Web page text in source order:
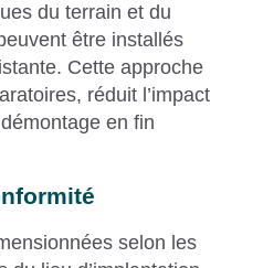
du terrain et du
être installés
Cette approche
réduit l’impact
en fin
selon les